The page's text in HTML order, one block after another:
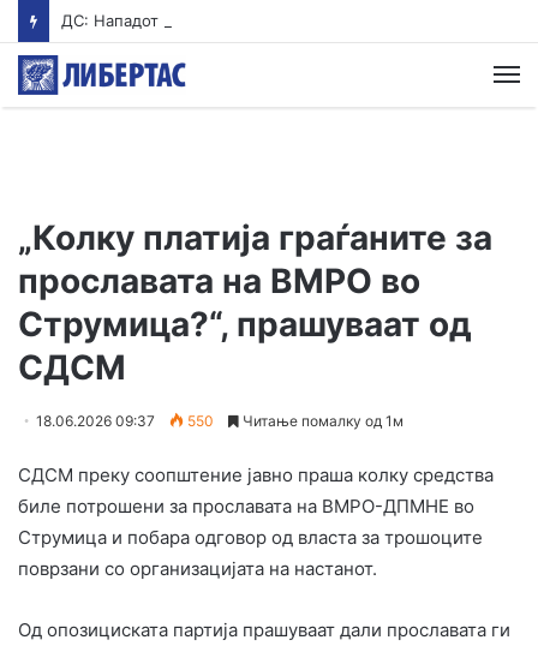
„Колку платија граѓаните за
прославата на ВМРО во
Струмица?“, прашуваат од
СДСМ
18.06.2026 09:37 550 Читање помалку од 1м
СДСМ преку соопштение јавно праша колку средства
биле потрошени за прославата на ВМРО-ДПМНЕ во
Струмица и побара одговор од власта за трошоците
поврзани со организацијата на настанот.
Од опозициската партија прашуваат дали прославата ги